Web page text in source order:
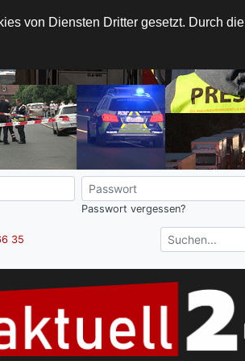
von Diensten Dritter gesetzt. Durch die
Passwort vergessen?
35